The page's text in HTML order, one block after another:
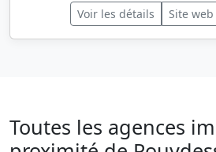
Voir les détails Site
Toutes les agences